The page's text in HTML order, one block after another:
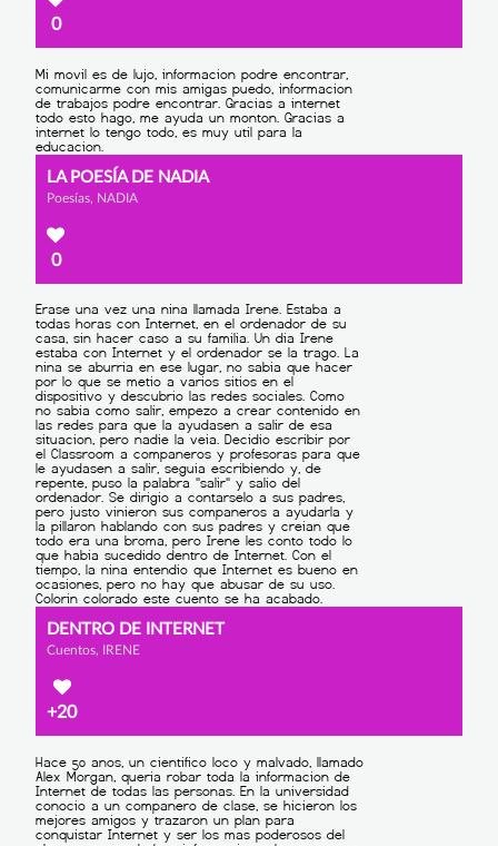
0
LA POESÍA DE NADIA
Poesías, NADIA
0
DENTRO DE INTERNET
Cuentos, IRENE
+20